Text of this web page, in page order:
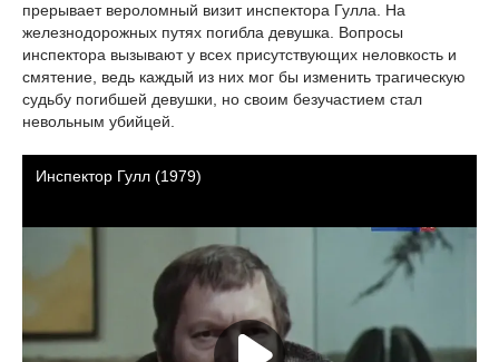
прерывает вероломный визит инспектора Гулла. На
железнодорожных путях погибла девушка. Вопросы
инспектора вызывают у всех присутствующих неловкость и
смятение, ведь каждый из них мог бы изменить трагическую
судьбу погибшей девушки, но своим безучастием стал
невольным убийцей.